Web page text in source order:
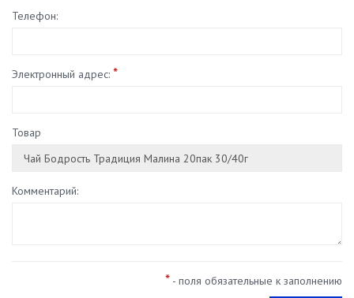
Телефон:
Электронный адрес: *
Товар
Комментарий:
* - поля обязательные к заполнению